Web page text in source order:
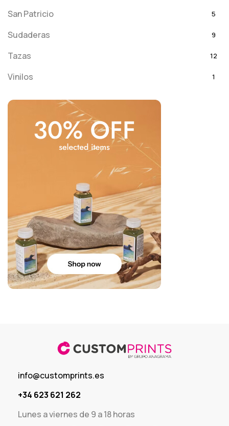
San Patricio 5
Sudaderas 9
Tazas 12
Vinilos 1
info@customprints.es
+34 623 621 262
Lunes a viernes de 9 a 18 horas